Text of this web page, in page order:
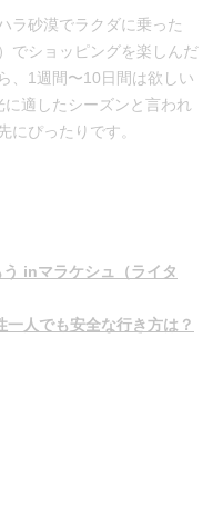
ラ砂漠でラクダに乗った
でショッピングを楽しんだ
、1週間〜10日間は欲しい
適したシーズンと言われ
にぴったりです。
inマラケシュ（ライタ
人でも安全な行き方は？